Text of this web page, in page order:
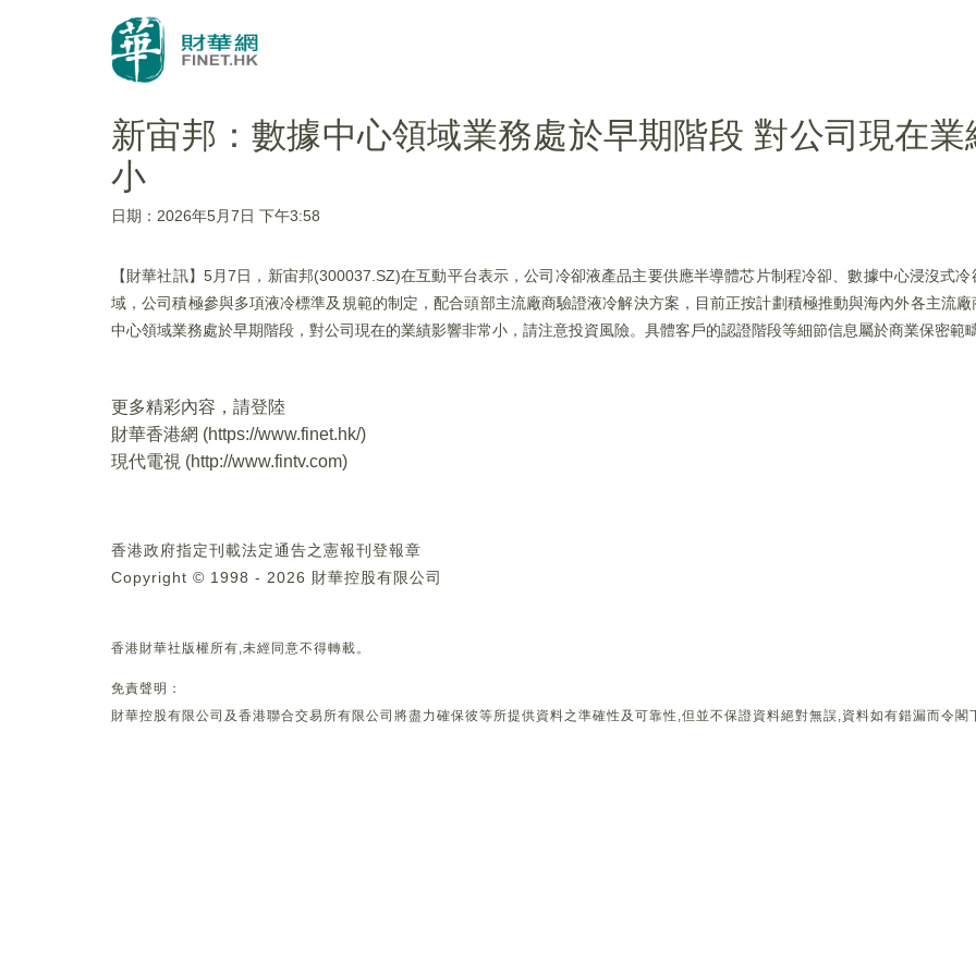
新宙邦：數據中心領域業務處於早期階段 對公司現在業
小
日期：2026年5月7日 下午3:58
【財華社訊】5月7日，新宙邦(300037.SZ)在互動平台表示，公司冷卻液產品主要供應半導體芯片制程冷卻、數據中心浸沒式
域，公司積極參與多項液冷標準及規範的制定，配合頭部主流廠商驗證液冷解決方案，目前正按計劃積極推動與海內外各主流
中心領域業務處於早期階段，對公司現在的業績影響非常小，請注意投資風險。具體客戶的認證階段等細節信息屬於商業保密範
更多精彩內容，請登陸
財華香港網 (https://www.finet.hk/)
現代電視 (http://www.fintv.com)
香港政府指定刊載法定通告之憲報刊登報章
Copyright © 1998 - 2026 財華控股有限公司
香港財華社版權所有,未經同意不得轉載。
免責聲明：
財華控股有限公司及香港聯合交易所有限公司將盡力確保彼等所提供資料之準確性及可靠性,但並不保證資料絕對無誤,資料如有錯漏而令閣